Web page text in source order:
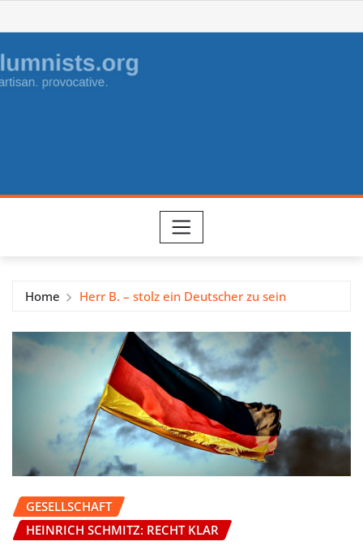
to
content
Home Herr B. – stolz ein Deutscher zu sein
GESELLSCHAFT
HEINRICH SCHMITZ: RECHT KLAR